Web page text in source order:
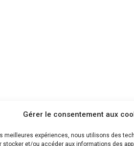
Gérer le consentement aux
meilleures expériences, nous utilisons des
stocker et/ou accéder aux informations des
digues. Afin de partager au